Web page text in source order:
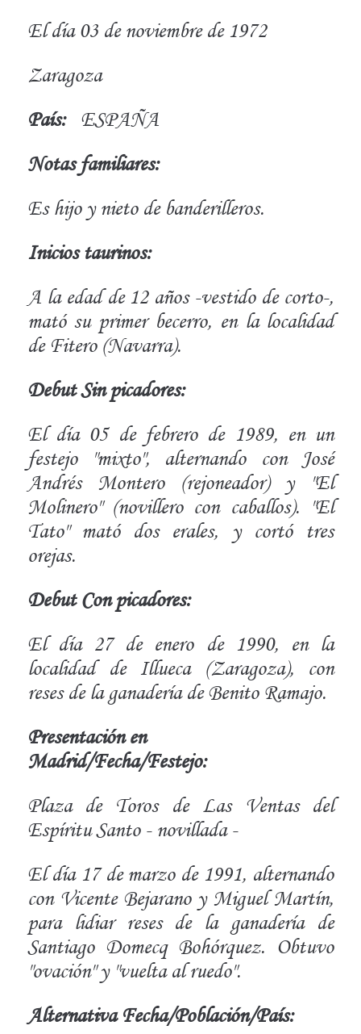
El día 03 de noviembre de 1972
Zaragoza
País: ESPAÑA
Notas familiares:
Es hijo y nieto de banderilleros.
Inicios taurinos:
A la edad de 12 años -vestido de corto-,
mató su primer becerro, en la localidad
de Fitero (Navarra).
Debut Sin picadores:
El día 05 de febrero de 1989, en un
festejo "mixto", alternando con José
Andrés Montero (rejoneador) y "El
Molinero" (novillero con caballos). "El
Tato" mató dos erales, y cortó tres
orejas.
Debut Con picadores:
El día 27 de enero de 1990, en la
localidad de Illueca (Zaragoza), con
reses de la ganadería de Benito Ramajo.
Presentación en
Madrid/Fecha/Festejo:
Plaza de Toros de Las Ventas del
Espíritu Santo - novillada -
El día 17 de marzo de 1991, alternando
con Vicente Bejarano y Miguel Martín,
para lidiar reses de la ganadería de
Santiago Domecq Bohórquez. Obtuvo
"ovación" y "vuelta al ruedo".
Alternativa Fecha/Población/País: